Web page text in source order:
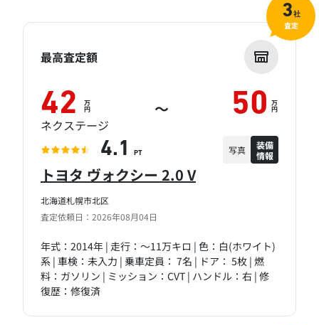
北海道札幌市北区
査定依頼日：2026年08月04日
トヨタ ヴォクシー 2.0 V
年式：2014年 | 走行：～11万キロ | 色：白(ホワイト)
系 | 車検：未入力 | 乗車定員： 7名 | ドア： 5枚 | 燃
料：ガソリン | ミッション：CVT | ハンドル：右 | 修
復歴：修復済
最高査定額
42 万
円 ～ 50 万
円
ネクステージ
4.1 PT 写真
装備
情報
3社
査定